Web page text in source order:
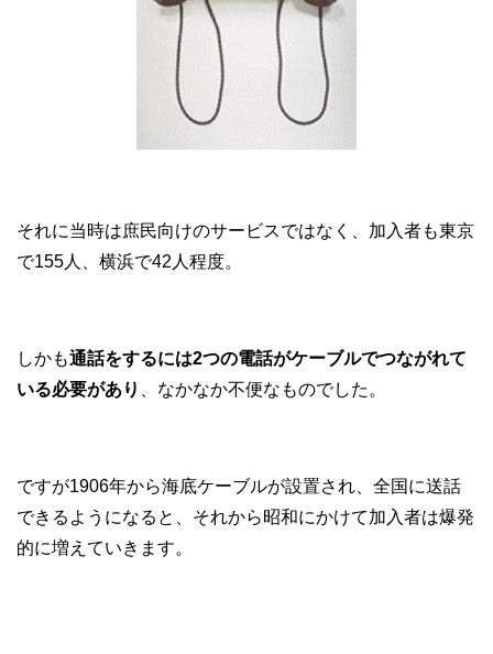
それに当時は庶民向けのサービスではなく、加入者も東京
で155人、横浜で42人程度。
しかも通話をするには2つの電話がケーブルでつながれて
いる必要があり 、なかなか不便なものでした。
ですが1906年から海底ケーブルが設置され、全国に送話
できるようになると、それから昭和にかけて加入者は爆発
的に増えていきます。